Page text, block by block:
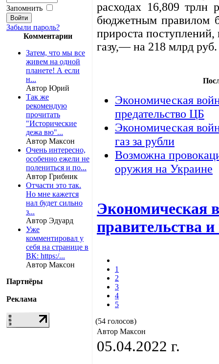
Запомнить
Забыли пароль?
Комментарии
Затем, что мы все
живем на одной
планете! А если
н...
Автор Юрий
Так же
рекомендую
прочитать
"Исторические
дежа вю"...
Автор Максон
Очень интересно,
особенно ежели не
полениться и по...
Автор Грибник
Отчасти это так.
Но мне кажется
нал будет сильно
з...
Автор Эдуард
Уже
комментировал у
себя на странице в
ВК: https:/...
Автор Максон
Партнёры
Реклама
расходах 16,809 трлн
бюджетным правилом
прироста
газу,— на 218 млрд руб.
Экономическая
предательство ЦБ
Экономическая
газ за рубли
Возможна
оружия на Украине
Экономическая
правительства
1
2
3
4
5
(54 голосов)
Автор Максон
05.04.2022 г.